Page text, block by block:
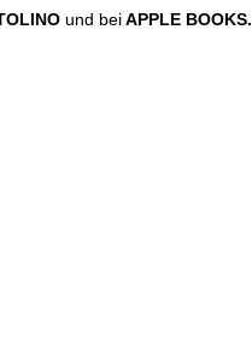
und beiAPPLE BOOKS.